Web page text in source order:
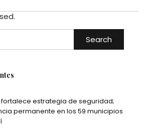
Search
estrategia de seguridad;
permanente en los 59 municipios